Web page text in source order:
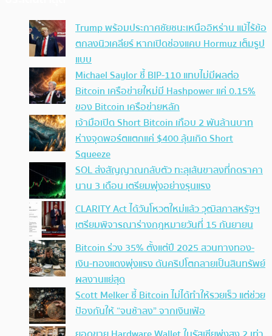
Trump พร้อมประกาศชัยชนะเหนืออิหร่าน แม้ไร้ข้อ
ตกลงนิวเคลียร์ หากเปิดช่องแคบ Hormuz เต็มรูป
แบบ
Michael Saylor ชี้ BIP-110 แทบไม่มีผลต่อ
Bitcoin เครือข่ายใหม่มี Hashpower แค่ 0.15%
ของ Bitcoin เครือข่ายหลัก
เจ้ามือเปิด Short Bitcoin เกือบ 2 พันล้านบาท
ห่างจุดพอร์ตแตกแค่ $400 ลุ้นเกิด Short
Squeeze
SOL ส่งสัญญาณกลับตัว ทะลุเส้นขาลงที่กดราคา
นาน 3 เดือน เตรียมพุ่งอย่างรุนแรง
CLARITY Act ได้วันโหวตใหม่แล้ว วุฒิสภาสหรัฐฯ
เตรียมพิจารณาร่างกฎหมายวันที่ 15 กันยายน
Bitcoin ร่วง 35% ตั้งแต่ปี 2025 สวนทางทอง-
เงิน-ทองแดงพุ่งแรง ดันคริปโตกลายเป็นสินทรัพย์
ผลงานแย่สุด
Scott Melker ชี้ Bitcoin ไม่ได้ทำให้รวยเร็ว แต่ช่วย
ป้องกันให้ “จนช้าลง” จากเงินเฟ้อ